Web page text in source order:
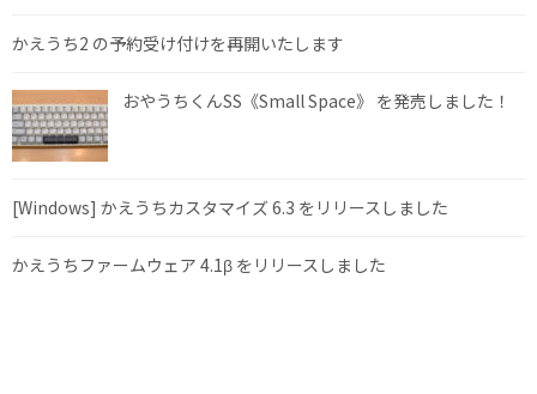
かえうち2 の予約受け付けを再開いたします
おやうちくんSS《Small Space》 を発売しました！
[Windows] かえうちカスタマイズ 6.3 をリリースしました
かえうちファームウェア 4.1β をリリースしました